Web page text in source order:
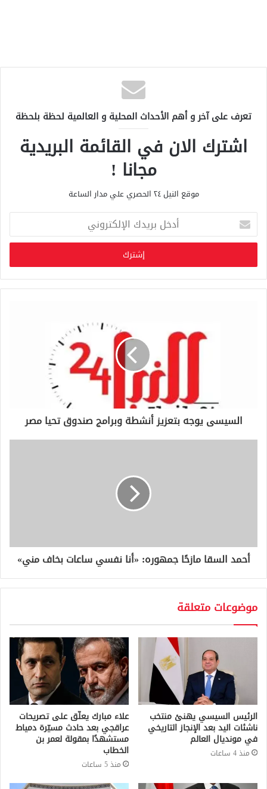
تعرف على آخر و أهم الأحداث المحلية و العالمية لحظة بلحظة
اشترك الان في القائمة البريدية
مجانا !
موقع النيل ٢٤ الحصري علي مدار الساعة
خ
ب
ر
ي
ي
السيسى يوجه بتعزيز أنشطة وبرامج صندوق تحيا مصر
أحمد السقا مازحًا جمهوره: «أنا نفسي ساعات بخاف مني»
موضوعات متعلقة
الرئيس السيسي يهنئ منتخب
ناشئات اليد بعد الإنجاز التاريخي
في مونديال العالم
منذ 4 ساعات
علاء مبارك يعلّق على تصريحات
عراقجي بعد حادث مسيّرة دمياط
مستشهدًا بمقولة لعمر بن
الخطاب
منذ 5 ساعات